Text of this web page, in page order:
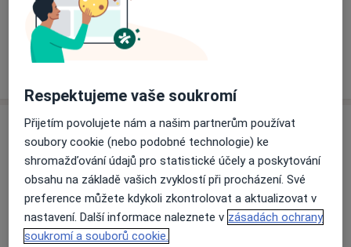
Co mám v takové situaci udělat?
Názory
Přidejte svůj názor
35 názorů
Respektujeme vaše soukromí
Přijetím povolujete nám a našim partnerům používat
soubory cookie (nebo podobné technologie) ke
shromažďování údajů pro statistické účely a poskytování
obsahu na základě vašich zvyklostí při procházení. Své
preference můžete kdykoli zkontrolovat a aktualizovat v
nastavení. Další informace naleznete v zásadách ochrany
soukromí a souborů cookie.